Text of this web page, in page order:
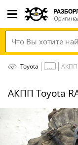
Toyota АКПП
АКПП Toyota